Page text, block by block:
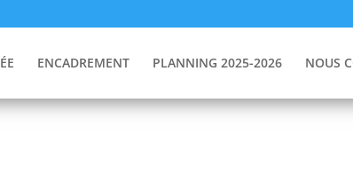
ENCADREMENT PLANNING 2025-2026 NOUS